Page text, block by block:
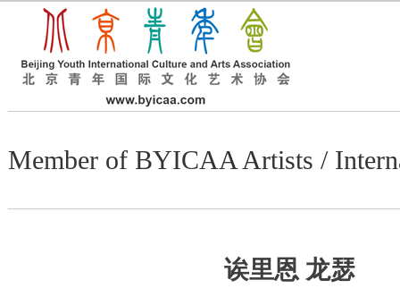
Member of BYICAA Artists /
诶里恩 龙瑟